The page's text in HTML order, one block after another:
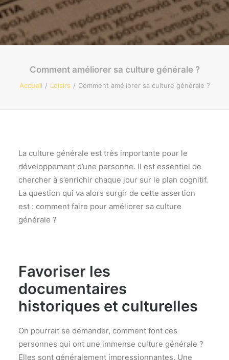
Recherche
Comment améliorer sa culture générale ?
Accueil Loisirs Comment améliorer sa culture générale ?
La culture générale est très importante pour le
développement d’une personne. Il est essentiel de
chercher à s’enrichir chaque jour sur le plan cognitif.
La question qui va alors surgir de cette assertion
est : comment faire pour améliorer sa culture
générale ?
Favoriser les
documentaires
historiques et culturelles
On pourrait se demander, comment font ces
personnes qui ont une immense culture générale ?
Elles sont généralement impressionnantes. Une